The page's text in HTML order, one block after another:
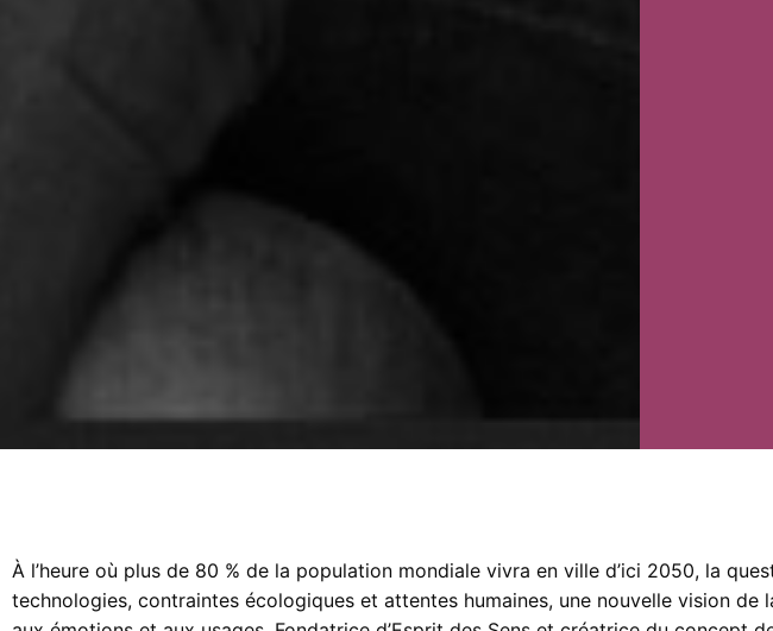
À l’heure où plus de 80 % de la population mondiale vivra en ville d’ici 2050, la
technologies, contraintes écologiques et attentes humaines, une nouvelle vision